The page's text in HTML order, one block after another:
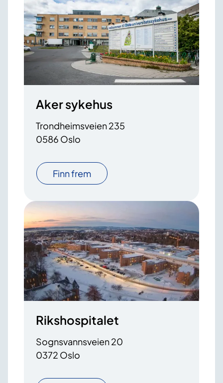
Aker sykehus
Trondheimsveien 235
0586 Oslo
Finn frem
Rikshospitalet
Sognsvannsveien 20
0372 Oslo